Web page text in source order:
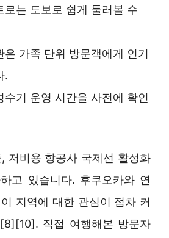
로는 도보로 쉽게 둘러볼 수
은 가족 단위 방문객에게 인기
.
수기 운영 시간을 사전에 확인
저비용 항공사 국제선 활성화
고 있습니다. 후쿠오카와 연
지역에 대한 관심이 점차 커
직접 여행해본 방문자